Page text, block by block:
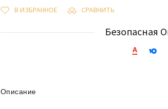
В ИЗБРАННОЕ СРАВНИТЬ
Безопасная
Описание